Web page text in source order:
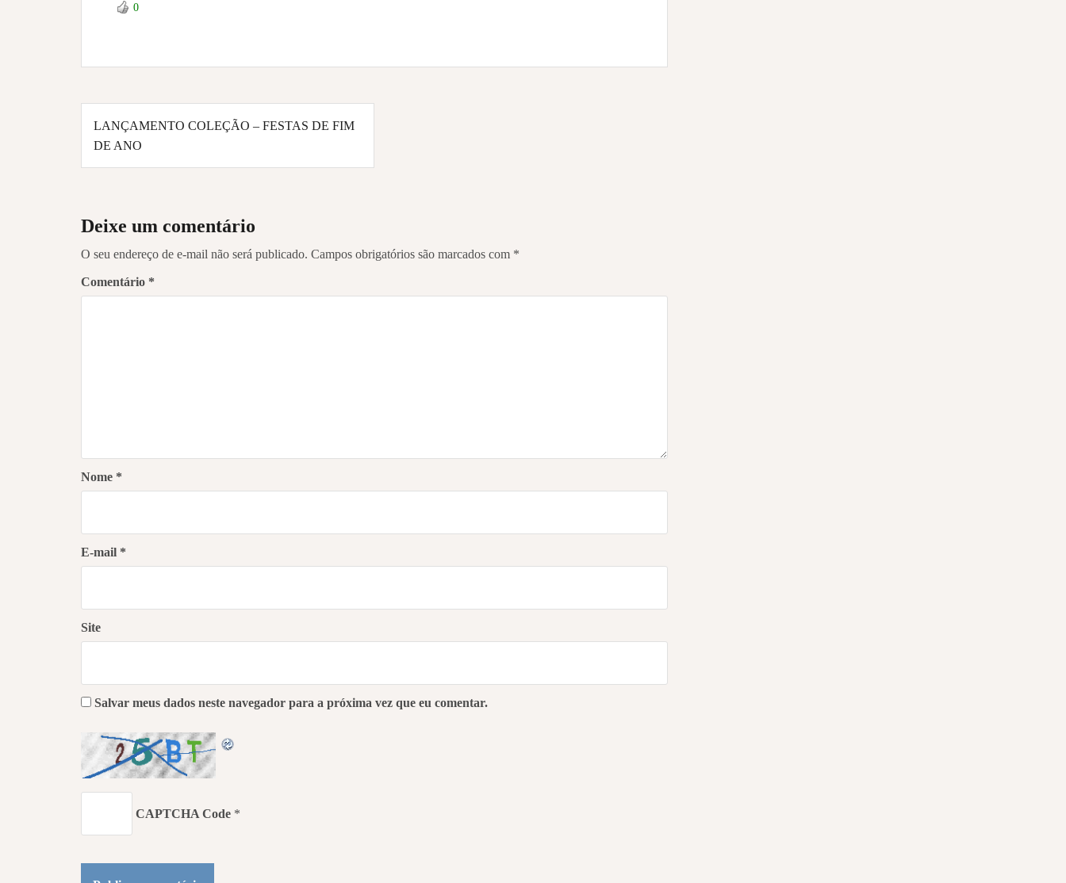
0
Navegação
de
Post
LANÇAMENTO COLEÇÃO – FESTAS DE FIM
DE ANO
Deixe um comentário
O seu endereço de e-mail não será publicado. Campos obrigatórios são marcados com *
Comentário *
Nome *
E-mail *
Site
Salvar meus dados neste navegador para a próxima vez que eu comentar.
CAPTCHA Code *